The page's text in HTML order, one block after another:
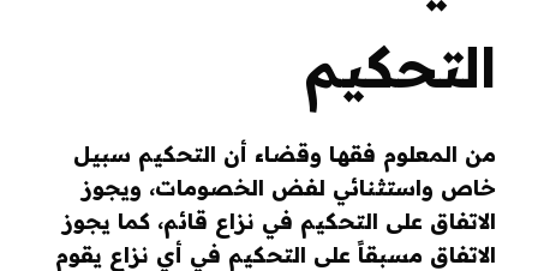
التحكيم
من المعلوم فقهـا وقضاء أن التحكيم سبيل
خاص واستثنائي لفض الخصومات، ويجوز
الاتفاق على التحكيم في نزاع قائم، كما يجوز
الاتفاق مسبقاً على التحكيم في أي نزاع يقوم